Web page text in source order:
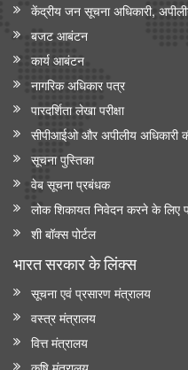
केंद्रीय जन सूचना अधिकारी,
बजट आबंटन
कार्य आबंटन
नागरिक अधिकार पत्र
पारदर्शिता लेखा परीक्षा
सीपीआईओ और अपी‍लीय अधिकारी
सूचना पुस्तिका
वेब सूचना प्रबंधक
लोक शिकायत निवेदन करने के लिए
शी बॉक्स पोर्टल
भारत सरकार के लिंक्‍स
सूचना एवं प्रसारण मंत्रालय
वस्त्र मंत्रालय
वित्त मंत्रालय